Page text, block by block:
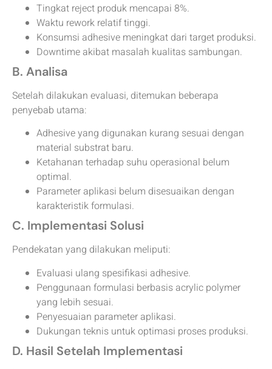
Tingkat reject produk mencapai 8%.
Waktu rework relatif tinggi.
Konsumsi adhesive meningkat dari target produksi.
Downtime akibat masalah kualitas sambungan.
B. Analisa
Setelah dilakukan evaluasi, ditemukan beberapa
penyebab utama:
Adhesive yang digunakan kurang sesuai dengan
material substrat baru.
Ketahanan terhadap suhu operasional belum
optimal.
Parameter aplikasi belum disesuaikan dengan
karakteristik formulasi.
C. Implementasi Solusi
Pendekatan yang dilakukan meliputi:
Evaluasi ulang spesifikasi adhesive.
Penggunaan formulasi berbasis acrylic polymer
yang lebih sesuai.
Penyesuaian parameter aplikasi.
Dukungan teknis untuk optimasi proses produksi.
D. Hasil Setelah Implementasi